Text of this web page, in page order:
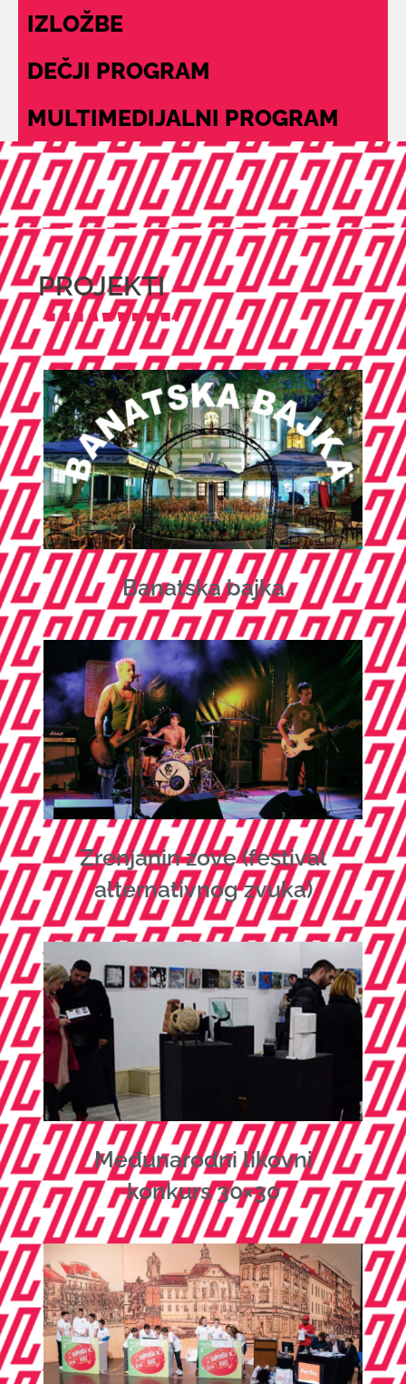
IZLOŽBE
DEČJI PROGRAM
MULTIMEDIJALNI PROGRAM
PROJEKTI
Banatska bajka
Zrenjanin zove (festival
alternativnog zvuka)
Međunarodni likovni
konkurs 30×30